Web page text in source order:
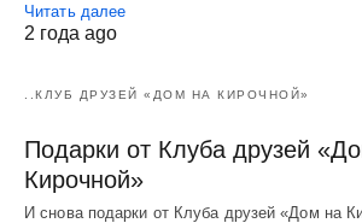
Читать далее
2 года ago
..КЛУБ ДРУЗЕЙ «ДОМ НА КИРОЧНОЙ»
Подарки от Клуба друзей
Кирочной»
И снова подарки от Клуба друзей «Дом на